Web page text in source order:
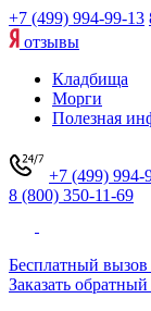
+7 (499) 994-99-13
отзывы
Кладбища
Морги
Полезная
+7 (499) 994-
8 (800) 350-11-69
Бесплатный вызов
Заказать